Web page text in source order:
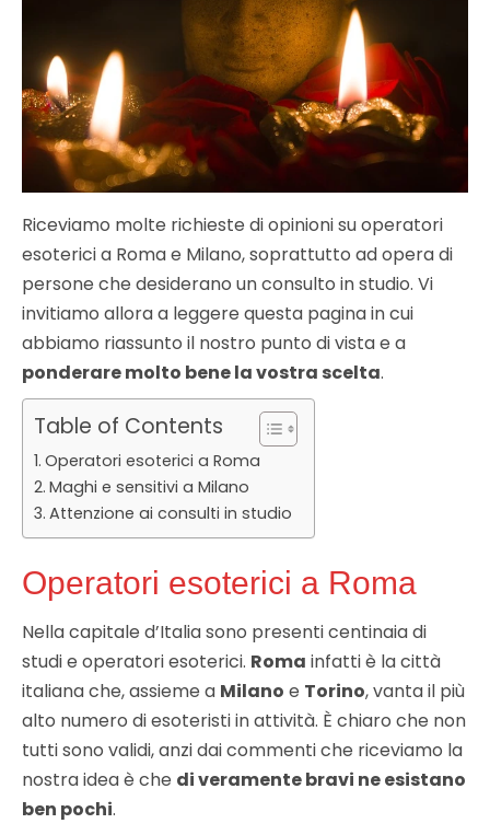
Riceviamo molte richieste di opinioni su operatori
esoterici a Roma e Milano, soprattutto ad opera di
persone che desiderano un consulto in studio. Vi
invitiamo allora a leggere questa pagina in cui
abbiamo riassunto il nostro punto di vista e a
ponderare molto bene la vostra scelta.
Table of Contents
Operatori esoterici a Roma
Maghi e sensitivi a Milano
Attenzione ai consulti in studio
Operatori esoterici a Roma
Nella capitale d’Italia sono presenti centinaia di
studi e operatori esoterici. Roma infatti è la città
italiana che, assieme a Milano e Torino, vanta il più
alto numero di esoteristi in attività. È chiaro che non
tutti sono validi, anzi dai commenti che riceviamo la
nostra idea è che di veramente bravi ne esistano
ben pochi.